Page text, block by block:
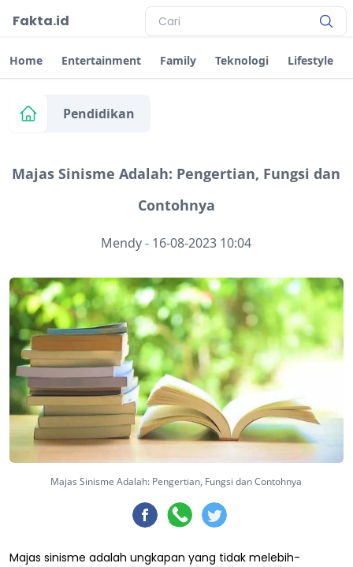
Fakta.id
Home Entertainment Family Teknologi Lifestyle
Pendidikan
Majas Sinisme Adalah: Pengertian, Fungsi dan
Contohnya
Mendy- 16-08-2023 10:04
Majas Sinisme Adalah: Pengertian, Fungsi dan Contohnya
Majas sinisme adalah ungkapan yang tidak melebih-